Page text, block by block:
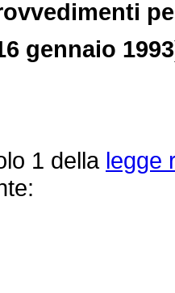
gennaio
1 della legge